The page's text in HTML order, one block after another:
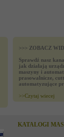
>>> ZOBACZ
Sprawdź nasz
jak działają
maszyny i
prasowalnicze,
automatyzujące
>>Czytaj wiecej
KATALOGI